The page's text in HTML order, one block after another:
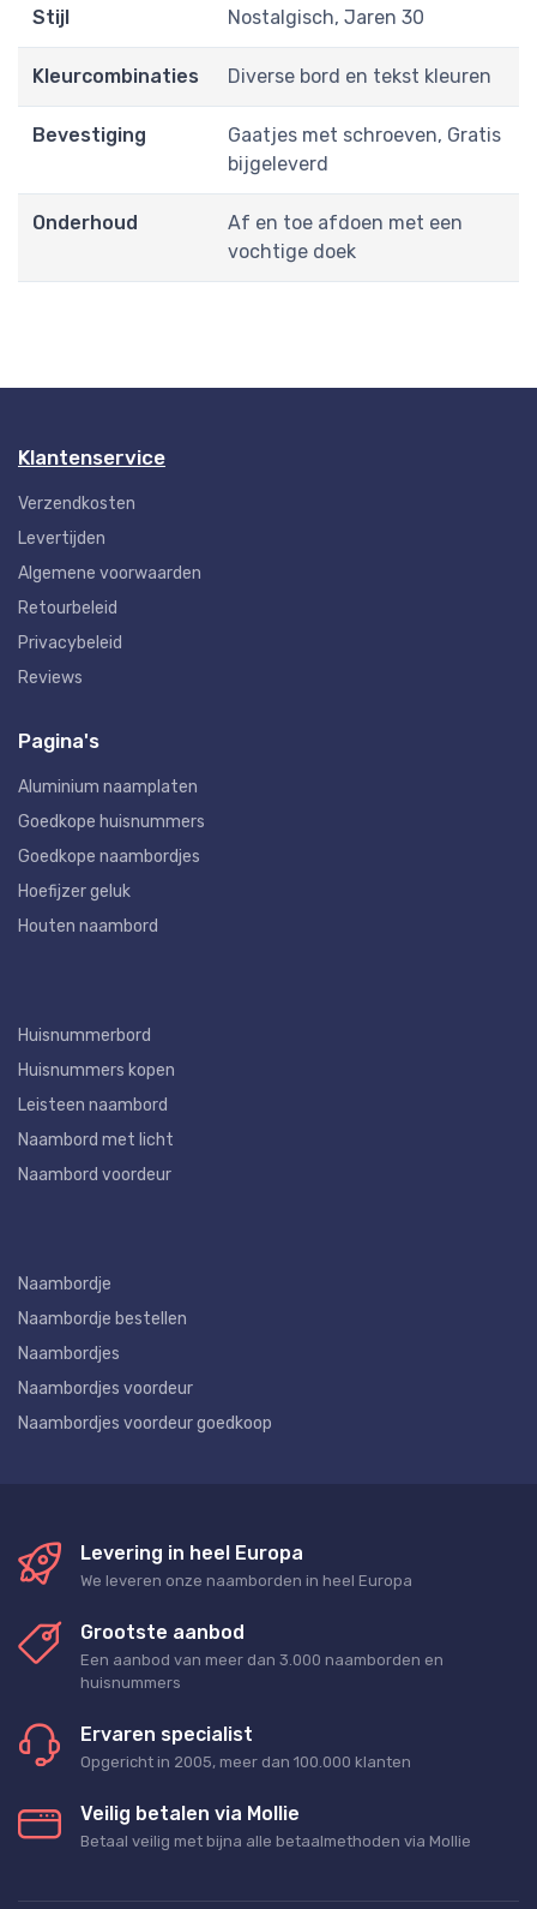
Stijl Nostalgisch, Jaren 30
Kleurcombinaties Diverse bord en tekst kleuren
Bevestiging
Gaatjes met schroeven, Gratis
bijgeleverd
Onderhoud
Af en toe afdoen met een
vochtige doek
Klantenservice
Verzendkosten
Levertijden
Algemene voorwaarden
Retourbeleid
Privacybeleid
Reviews
Pagina's
Aluminium naamplaten
Goedkope huisnummers
Goedkope naambordjes
Hoefijzer geluk
Houten naambord
Huisnummerbord
Huisnummers kopen
Leisteen naambord
Naambord met licht
Naambord voordeur
Naambordje
Naambordje bestellen
Naambordjes
Naambordjes voordeur
Naambordjes voordeur goedkoop
Levering in heel Europa
We leveren onze naamborden in heel Europa
Grootste aanbod
Een aanbod van meer dan 3.000 naamborden en
huisnummers
Ervaren specialist
Opgericht in 2005, meer dan 100.000 klanten
Veilig betalen via Mollie
Betaal veilig met bijna alle betaalmethoden via Mollie